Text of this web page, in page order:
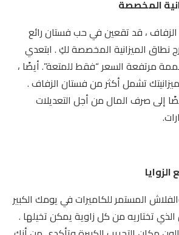
المخصصة
الزفاف ، قد تقعين في حب فستان رائع
نطاق الميزانية المخصصة لكِ . ابتعدي
مرتفعة السعر “فقط للمتعة”. أيضًا ،
تشمل أكثر من فستان الزفاف .
إلى صرف المال من أجل التعديلات
المستمر للكاميرات في يومك الكبير
الذي تختاريه من كل زاوية يمكن تخيلها .